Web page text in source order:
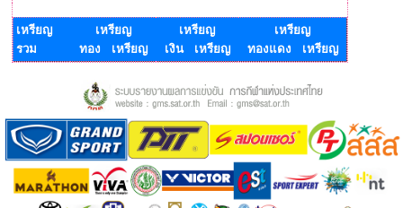
เหรียญ
รวม
เหรียญ
ทอง เหรียญ
เหรียญ
เงิน เหรียญ
เหรียญ
ทองแดง เหรียญ